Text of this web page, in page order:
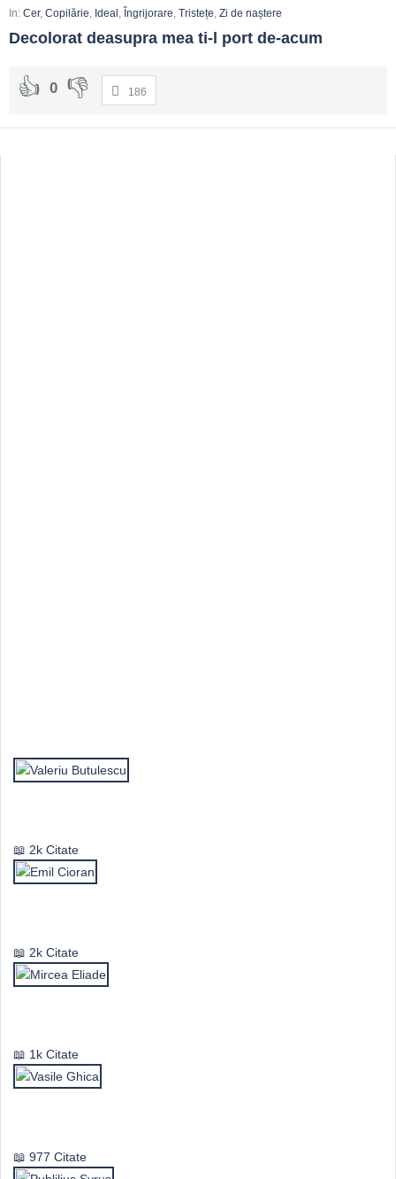
In: Cer, Copilărie Ideal Îngrijorare Tristețe Zi de naștere
Decolorat deasupra mea ti-l port de-acum
0 186
2k Citate
2k Citate
1k Citate
977 Citate